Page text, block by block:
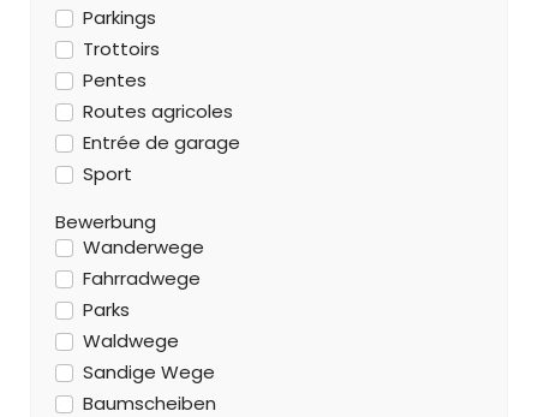
Parkings
Trottoirs
Pentes
Routes agricoles
Entrée de garage
Sport
Bewerbung
Wanderwege
Fahrradwege
Parks
Waldwege
Sandige Wege
Baumscheiben